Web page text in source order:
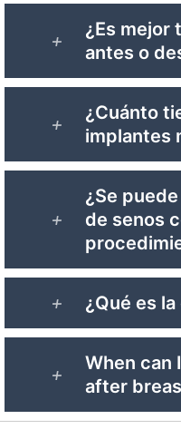
¿Es mejor
antes o
¿Cuánto
implantes
¿Se
de senos
¿Qué es
When can
after